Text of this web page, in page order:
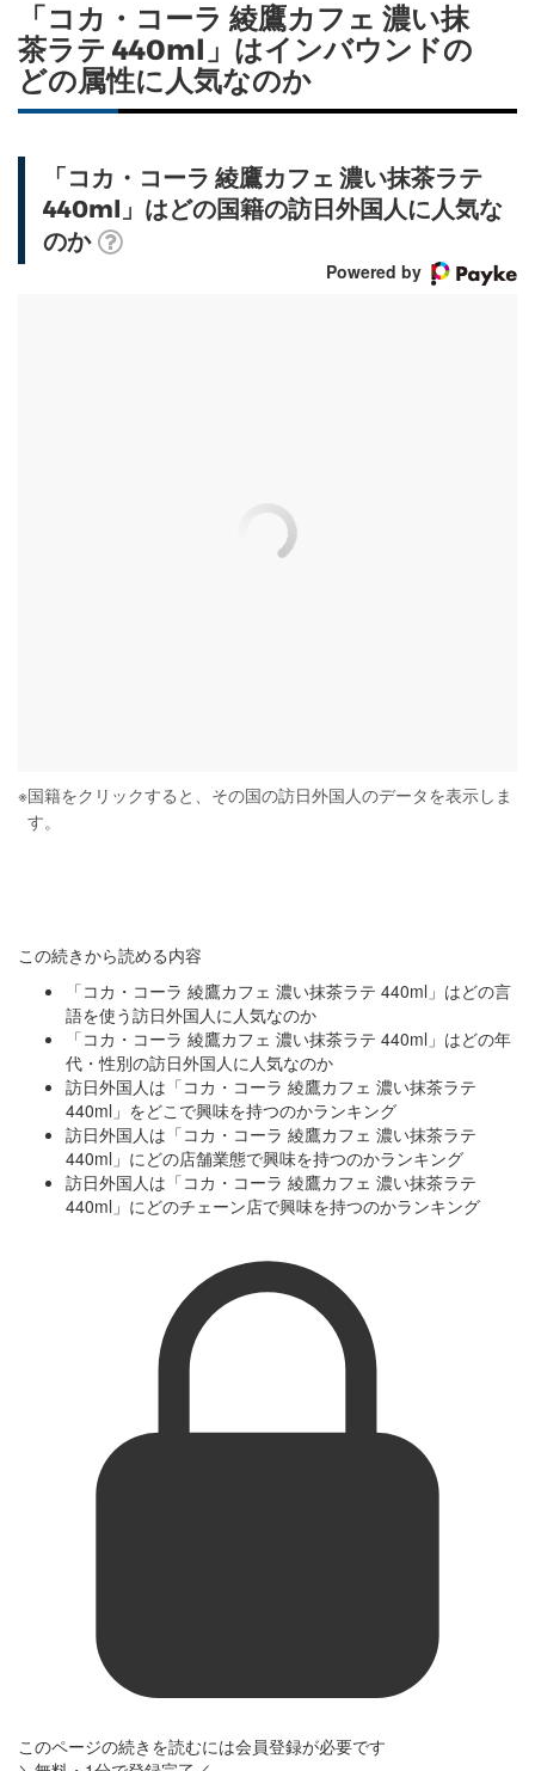
「コカ・コーラ 綾鷹カフェ 濃い抹
茶ラテ 440ml」はインバウンドの
どの属性に人気なのか
「コカ・コーラ 綾鷹カフェ 濃い抹茶ラテ
440ml」はどの国籍の訪日外国人に人気な
のか
Powered by
※国籍をクリックすると、その国の訪日外国人のデータを表示しま
す。
この続きから読める内容
「コカ・コーラ 綾鷹カフェ 濃い抹茶ラテ 440ml」はどの言
語を使う訪日外国人に人気なのか
「コカ・コーラ 綾鷹カフェ 濃い抹茶ラテ 440ml」はどの年
代・性別の訪日外国人に人気なのか
訪日外国人は「コカ・コーラ 綾鷹カフェ 濃い抹茶ラテ
440ml」をどこで興味を持つのかランキング
訪日外国人は「コカ・コーラ 綾鷹カフェ 濃い抹茶ラテ
440ml」にどの店舗業態で興味を持つのかランキング
訪日外国人は「コカ・コーラ 綾鷹カフェ 濃い抹茶ラテ
440ml」にどのチェーン店で興味を持つのかランキング
このページの続きを読むには会員登録が必要です